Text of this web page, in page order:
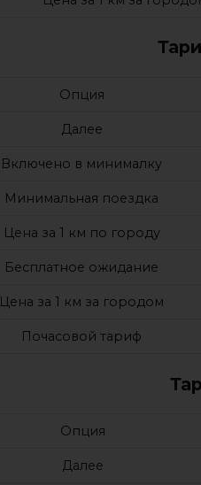
Опция
Далее
Включено в минималку
Минимальная поездка
Цена за 1 км по городу
Бесплатное ожидание
Цена за 1 км за городом
Почасовой тариф
Опция
Далее